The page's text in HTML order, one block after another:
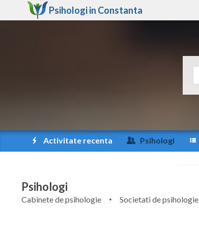
Psihologi in Constanta
Activitate recenta Psihologi
Psihologi
Cabinete de psihologie Societati de psihologie